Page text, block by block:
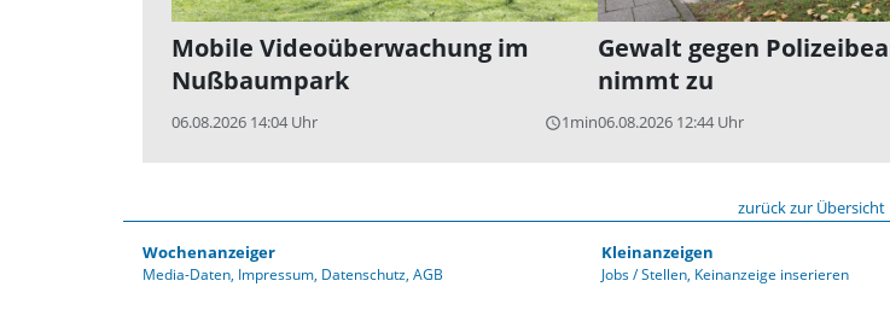
Mobile Videoüberwachung im
Nußbaumpark
06.08.2026 14:04 Uhr query_builder1min
Gewalt gegen
nimmt zu
06.08.2026 12:44 Uhr
zurück zur Übersicht
Wochenanzeiger
Media-Daten Impressum Datenschutz AGB
Kleinanzeigen
Jobs / Stellen Keinanzeige inserieren